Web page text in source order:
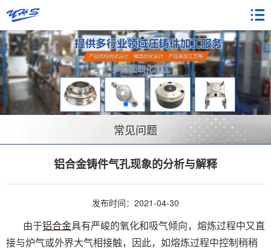
常见问题
铝合金铸件气孔现象的分析与解释
发布时间：2021-04-30
由于铝合金具有严峻的氧化和吸气倾向，熔炼过程中又直
接与炉气或外界大气相接触，因此，如熔炼过程中控制稍稍